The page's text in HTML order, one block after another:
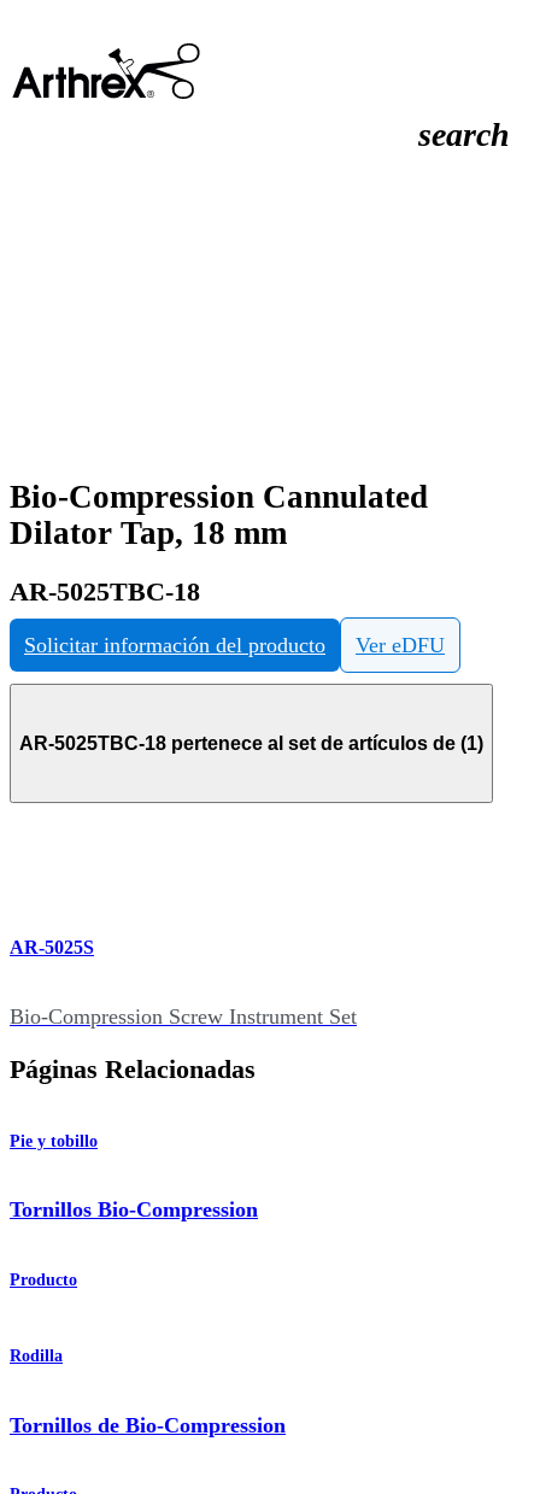
search
Bio-Compression Cannulated
Dilator Tap, 18 mm
AR-5025TBC-18
Solicitar información del producto Ver eDFU
AR-5025TBC-18 pertenece al set de artículos de (1)
AR-5025S
Bio-Compression Screw Instrument Set
Páginas Relacionadas
Pie y tobillo
Tornillos Bio-Compression
Producto
Rodilla
Tornillos de Bio-Compression